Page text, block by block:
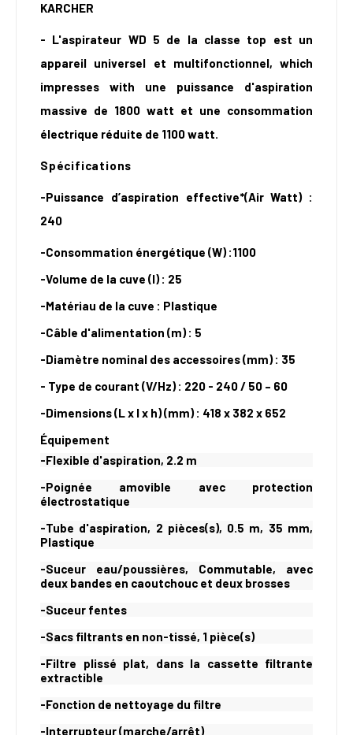
KARCHER
- L'aspirateur WD 5 de la classe top est un
appareil universel et multifonctionnel, which
impresses with une puissance d'aspiration
massive de 1800 watt et une consommation
électrique réduite de 1100 watt.
Spécifications
-Puissance d’aspiration effective*(Air Watt) :
240
-Consommation énergétique (W) :1100
-Volume de la cuve (l) : 25
-Matériau de la cuve : Plastique
-Câble d'alimentation (m) : 5
-Diamètre nominal des accessoires (mm) : 35
- Type de courant (V/Hz) : 220 - 240 / 50 – 60
-Dimensions (L x l x h) (mm) : 418 x 382 x 652
Équipement
-Flexible d'aspiration, 2.2 m
-Poignée amovible avec protection
électrostatique
-Tube d'aspiration, 2 pièces(s), 0.5 m, 35 mm,
Plastique
-Suceur eau/poussières, Commutable, avec
deux bandes en caoutchouc et deux brosses
-Suceur fentes
-Sacs filtrants en non-tissé, 1 pièce(s)
-Filtre plissé plat, dans la cassette filtrante
extractible
-Fonction de nettoyage du filtre
-Interrupteur (marche/arrêt)